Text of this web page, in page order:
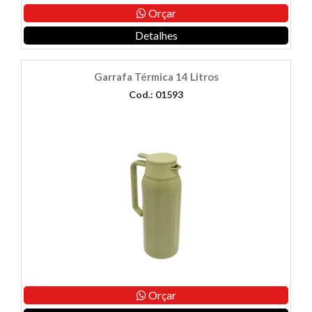
Orçar
Detalhes
Garrafa Térmica 14 Litros
Cod.: 01593
Orçar